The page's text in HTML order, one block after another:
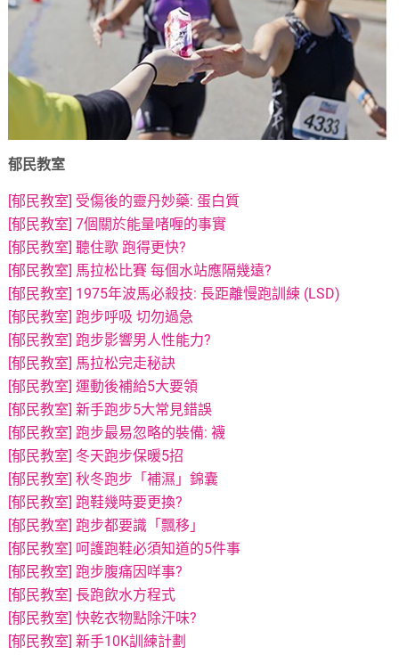
郁民教室
[郁民教室] 受傷後的靈丹妙藥: 蛋白質
[郁民教室] 7個關於能量啫喱的事實
[郁民教室] 聽住歌 跑得更快?
[郁民教室] 馬拉松比賽 每個水站應隔幾遠?
[郁民教室] 1975年波馬必殺技: 長距離慢跑訓練 (LSD)
[郁民教室] 跑步呼吸 切勿過急
[郁民教室] 跑步影響男人性能力?
[郁民教室] 馬拉松完走秘訣
[郁民教室] 運動後補給5大要領
[郁民教室] 新手跑步5大常見錯誤
[郁民教室] 跑步最易忽略的裝備: 襪
[郁民教室] 冬天跑步保暖5招
[郁民教室] 秋冬跑步「補濕」錦囊
[郁民教室] 跑鞋幾時要更換?
[郁民教室] 跑步都要識「飄移」
[郁民教室] 呵護跑鞋必須知道的5件事
[郁民教室] 跑步腹痛因咩事?
[郁民教室] 長跑飲水方程式
[郁民教室] 快乾衣物點除汗味?
[郁民教室] 新手10K訓練計劃